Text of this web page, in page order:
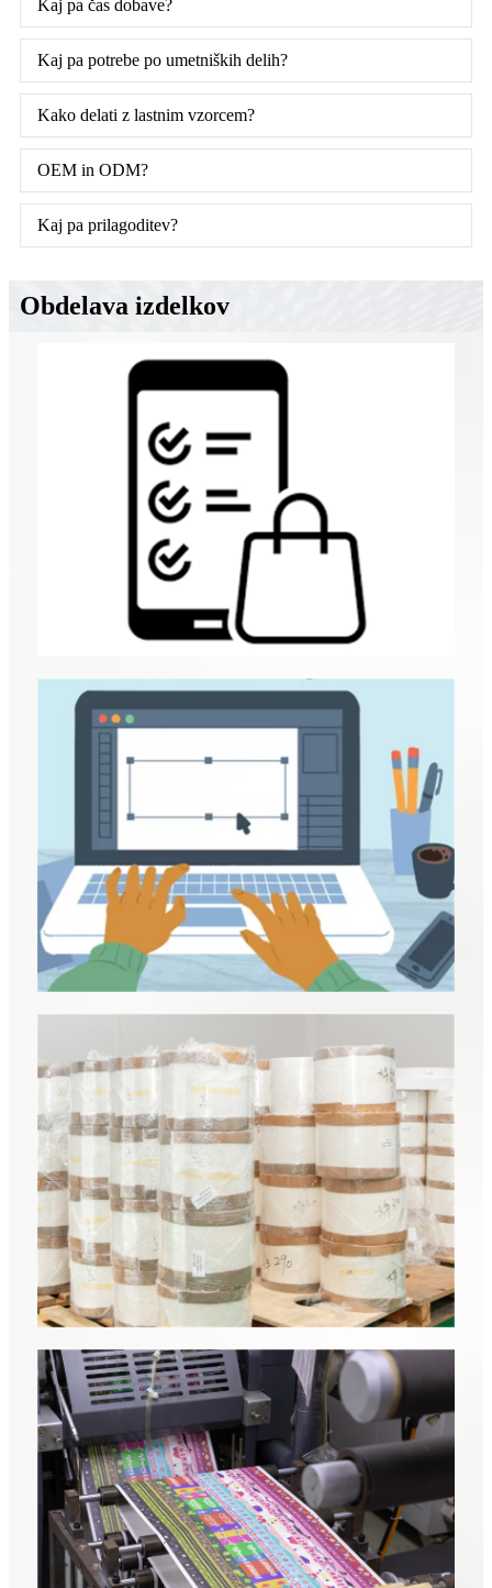
Kaj pa čas dobave?
Kaj pa potrebe po umetniških delih?
Kako delati z lastnim vzorcem?
OEM in ODM?
Kaj pa prilagoditev?
Obdelava izdelkov